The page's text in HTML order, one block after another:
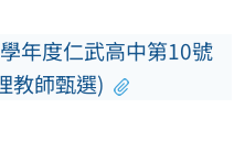
年度仁武高中第10號
教師甄選)